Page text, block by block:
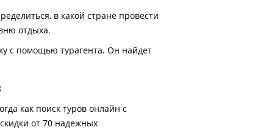
в какой стране провести
отдыха.
с помощью турагента. Он найдет
как поиск туров онлайн с
от 70 надежных